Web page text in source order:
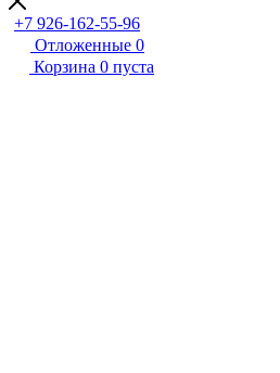
+7 926-162-55-96
Отложенные 0
Корзина 0 пуста